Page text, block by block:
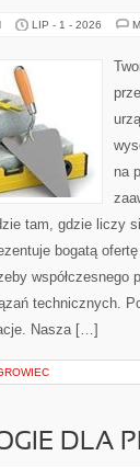
LIP - 1 - 2026
na
tam, gdzie liczy
bogatą
technicznych.
Nasza […]
DLA